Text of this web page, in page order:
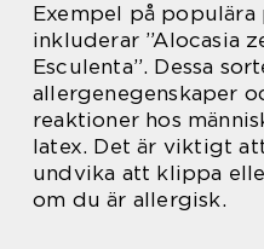
Exempel på
inkluderar ”Alocasia
Esculenta”. Dessa
allergenegenskaper
reaktioner hos
latex. Det är viktigt
undvika att klippa
om du är allergisk.